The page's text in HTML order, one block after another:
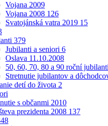
Vojana 2009
Vojana 2008 126
Svatojánská vatra 2019 15
379
Jubilanti a seniori 6
Oslava 11.10.2008
50, 60, 70, 80 a 90 roční
Stretnutie jubilantov a
detí do života 2
s občanmi 2010
prezidenta 2008 137